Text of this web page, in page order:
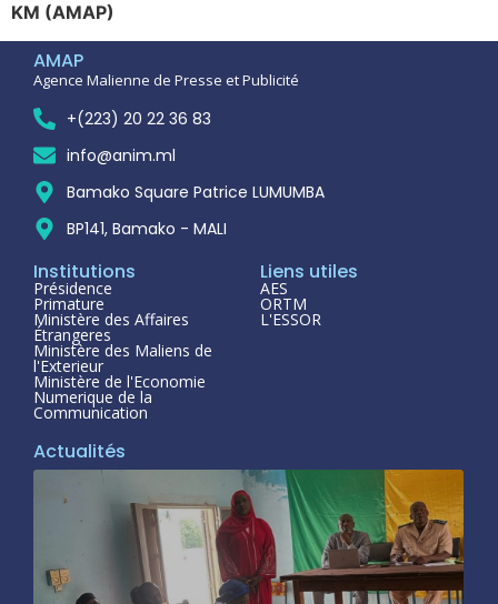
KM (AMAP)
AMAP
Agence Malienne de Presse et Publicité
+(223) 20 22 36 83
info@anim.ml
Bamako Square Patrice LUMUMBA
BP141, Bamako - MALI
Institutions
Présidence
Primature
Ministère des Affaires
Étrangeres
Ministère des Maliens de
l'Exterieur
Ministère de l'Economie
Numerique de la
Communication
Liens utiles
AES
ORTM
L'ESSOR
Actualités